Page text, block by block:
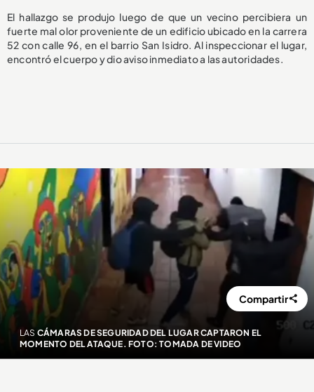
El hallazgo se produjo luego de que un vecino percibiera un
fuerte mal olor proveniente de un edificio ubicado en la carrera
52 con calle 96, en el barrio San Isidro. Al inspeccionar el lugar,
encontró el cuerpo y dio aviso inmediato a las autoridades.
LAS CÁMARAS DE SEGURIDAD DEL LUGAR CAPTARON EL
MOMENTO DEL ATAQUE. FOTO: TOMADA DE VIDEO
Compartir